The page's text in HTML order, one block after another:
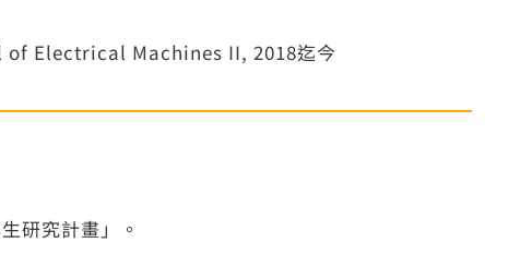
Electrical Machines II, 2018迄今
研究計畫」。